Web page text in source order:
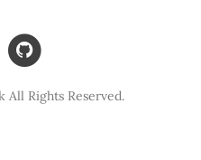
Rights Reserved.